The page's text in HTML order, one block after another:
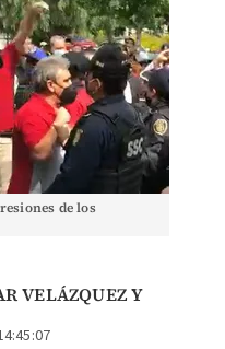
de los
VELÁZQUEZY